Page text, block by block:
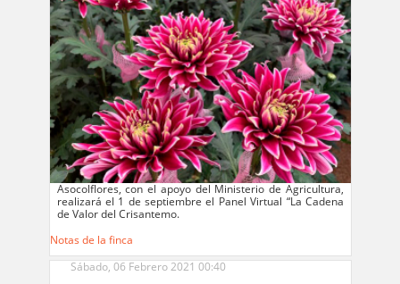
Asocolflores, con el apoyo del Ministerio de Agricultura,
realizará el 1 de septiembre el Panel Virtual “La Cadena
de Valor del Crisantemo.
Notas de la finca
Sábado, 06 Febrero 2021 00:40